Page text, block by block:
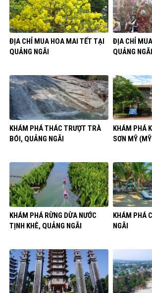
ĐỊA CHỈ MUA HOA MAI TẾT TẠI
QUẢNG NGÃI
ĐỊA CHỈ
QUẢNG NGÃI
KHÁM PHÁ THÁC TRƯỢT TRÀ
BÓI, QUẢNG NGÃI
KHÁM PHÁ
SƠN MỸ
KHÁM PHÁ RỪNG DỪA NƯỚC
TỊNH KHÊ, QUẢNG NGÃI
KHÁM PHÁ
NGÃI